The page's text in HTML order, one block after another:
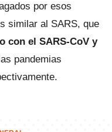
por esos
similar al SARS, que
con el SARS-CoV y
pandemias